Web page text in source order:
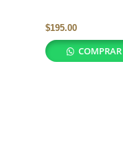
$195.00